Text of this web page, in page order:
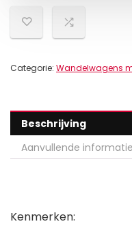
Categorie: Wandelwagens
Beschrijving
Aanvullende informatie
Kenmerken: